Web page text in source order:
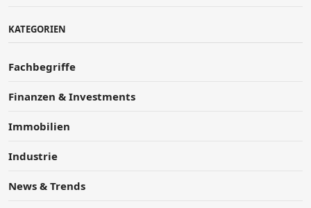
KATEGORIEN
Fachbegriffe
Finanzen & Investments
Immobilien
Industrie
News & Trends